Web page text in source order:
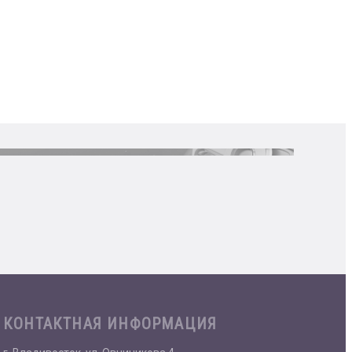
КОНТАКТНАЯ ИНФОРМАЦИЯ